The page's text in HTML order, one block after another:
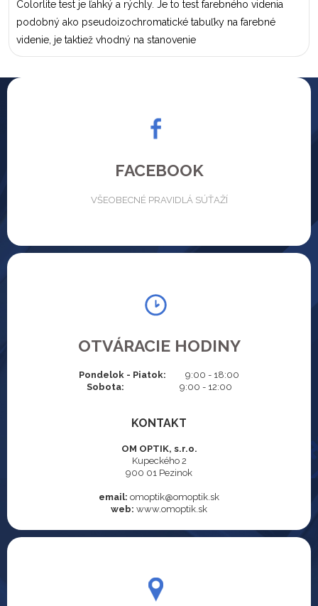
Colorlite test je ľahký a rýchly. Je to test farebného videnia
podobný ako pseudoizochromatické tabuľky na farebné
videnie, je taktiež vhodný na stanovenie
FACEBOOK
VŠEOBECNÉ PRAVIDLÁ SÚŤAŽÍ
OTVÁRACIE HODINY
Pondelok - Piatok:
9:00 - 18:00
Sobota:
9:00 - 12:00
KONTAKT
OM OPTIK, s.r.o.
Kupeckého 2
900 01 Pezinok
email: omoptik@omoptik.sk
web: www.omoptik.sk